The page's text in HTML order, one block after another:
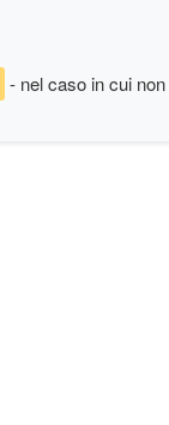
- nel caso in cui